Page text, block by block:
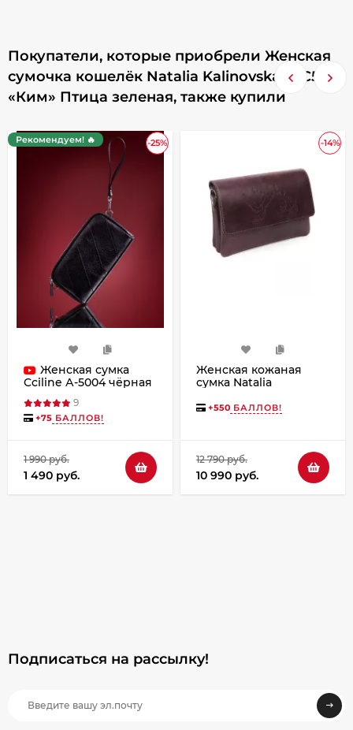
Покупатели, которые приобрели Женская
сумочка кошелёк Natalia Kalinovskaya С53,
«Ким» Птица зеленая, также купили
-25%
Рекомендуем! 🔥
Женская сумка
Cciline А-5004 чёрная
9
+75 БАЛЛОВ!
1 990 руб.
1 490 руб.
-14%
Женская кожаная
сумка Natalia
«Дария»
+550 БАЛЛОВ!
12 790 руб.
10 990 руб.
Подписаться на рассылкy!